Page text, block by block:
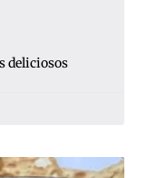
deliciosos